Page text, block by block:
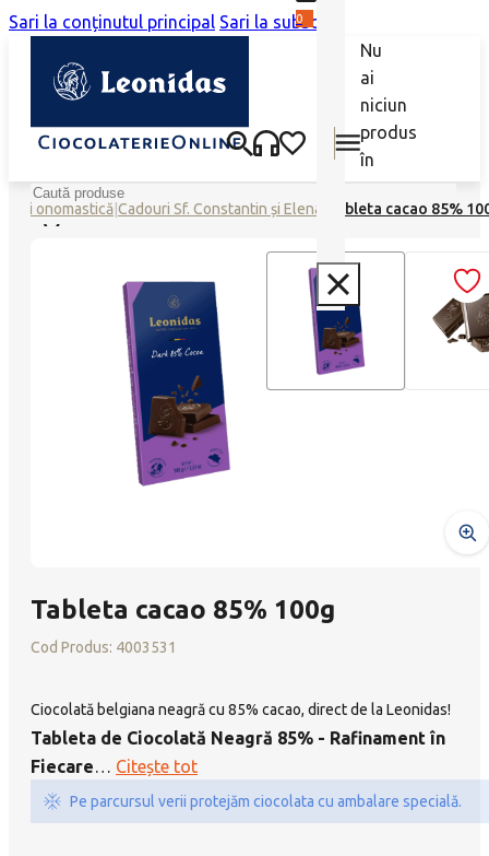
Sari la conținutul principal Sari la subsol
0
Nu
ai
niciun
produs
în
coș.
Caută
onomastică Cadouri Sf. Constantin și Elena Tableta cacao 85%
Tableta cacao 85% 100g
Cod Produs: 4003531
Ciocolată belgiana neagră cu 85% cacao, direct de la Leonidas!
Tableta de Ciocolată Neagră 85% - Rafinament în
Fiecare… Citește tot
Pe parcursul verii protejăm ciocolata cu ambalare specială.